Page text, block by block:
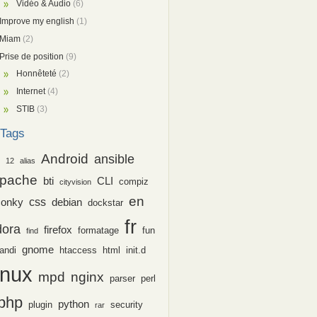
Vidéo & Audio (6)
Improve my english (1)
Miam (2)
Prise de position (9)
Honnêteté (2)
Internet (4)
STIB (3)
Tags
12 alias Android ansible
bti cityvision CLI compiz
css debian dockstar en
find firefox formatage fr fun
gnome htaccess html init.d
mpd nginx parser perl
plugin python rar security